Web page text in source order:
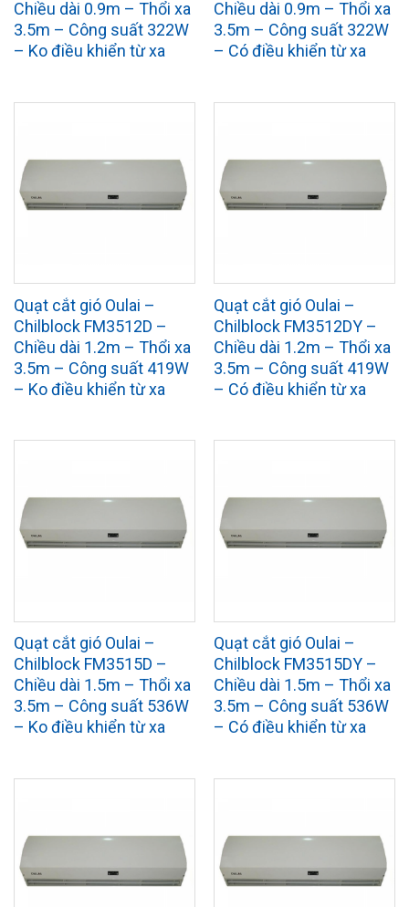
Chiều dài 0.9m – Thổi xa
3.5m – Công suất 322W
– Ko điều khiển từ xa
Chiều dài 0.9m – Thổi xa
3.5m – Công suất 322W
– Có điều khiển từ xa
Quạt cắt gió Oulai –
Chilblock FM3512D –
Chiều dài 1.2m – Thổi xa
3.5m – Công suất 419W
– Ko điều khiển từ xa
Quạt cắt gió Oulai –
Chilblock FM3512DY –
Chiều dài 1.2m – Thổi xa
3.5m – Công suất 419W
– Có điều khiển từ xa
Quạt cắt gió Oulai –
Chilblock FM3515D –
Chiều dài 1.5m – Thổi xa
3.5m – Công suất 536W
– Ko điều khiển từ xa
Quạt cắt gió Oulai –
Chilblock FM3515DY –
Chiều dài 1.5m – Thổi xa
3.5m – Công suất 536W
– Có điều khiển từ xa